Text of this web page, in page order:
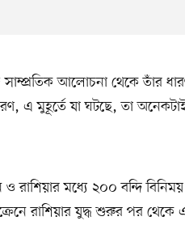
সাম্প্রতিক আলোচনা থেকে তাঁর
এ মুহূর্তে যা ঘটছে, তা
মধ্যে ২০০ বন্দি
রাশিয়ার যুদ্ধ শুরুর পর